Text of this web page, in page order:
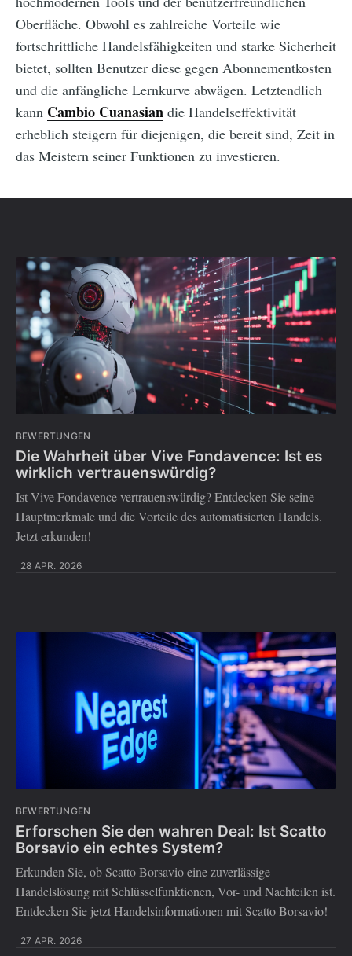
Oberfläche. Obwohl es zahlreiche Vorteile wie
fortschrittliche Handelsfähigkeiten und starke Sicherheit
bietet, sollten Benutzer diese gegen Abonnementkosten
und die anfängliche Lernkurve abwägen. Letztendlich
kann Cambio Cuanasian die Handelseffektivität
erheblich steigern für diejenigen, die bereit sind, Zeit in
das Meistern seiner Funktionen zu investieren.
BEWERTUNGEN
Die Wahrheit über Vive Fondavence: Ist es
wirklich vertrauenswürdig?
Ist Vive Fondavence vertrauenswürdig? Entdecken Sie seine
Hauptmerkmale und die Vorteile des automatisierten Handels.
Jetzt erkunden!
28 APR. 2026
BEWERTUNGEN
Erforschen Sie den wahren Deal: Ist Scatto
Borsavio ein echtes System?
Erkunden Sie, ob Scatto Borsavio eine zuverlässige
Handelslösung mit Schlüsselfunktionen, Vor- und Nachteilen ist.
Entdecken Sie jetzt Handelsinformationen mit Scatto Borsavio!
27 APR. 2026